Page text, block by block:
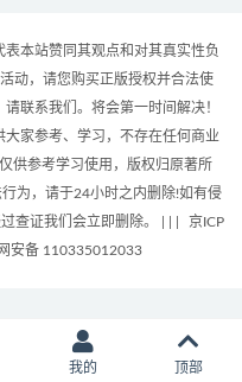
本站赞同其观点和对其真实性负
动，请您购买正版授权并合法使
联系我们。将会第一时间解决！
家参考、学习，不存在任何商业
供参考学习使用，版权归原著所
为，请于24小时之内删除!如有侵
查证我们会立即删除。 | |
京ICP
安备 110335012033
我的 顶部